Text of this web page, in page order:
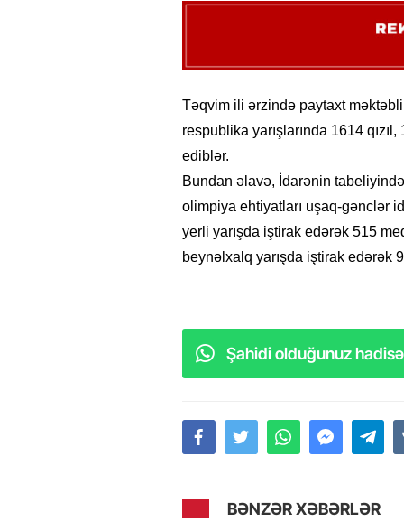
Təqvim ili ərzində paytaxt
respublika yarışlarında 1614
ediblər.
Bundan əlavə, İdarənin
olimpiya ehtiyatları uşaq-gənclər
yerli yarışda iştirak edərək 515
beynəlxalq yarışda iştirak edərək
Şahidi olduğunuz
BƏNZƏR XƏBƏRLƏR